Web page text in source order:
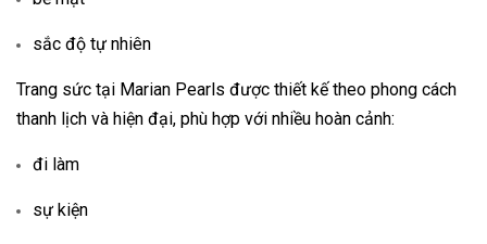
sắc độ tự nhiên
Trang sức tại Marian Pearls được thiết kế theo phong cách
thanh lịch và hiện đại, phù hợp với nhiều hoàn cảnh:
đi làm
sự kiện